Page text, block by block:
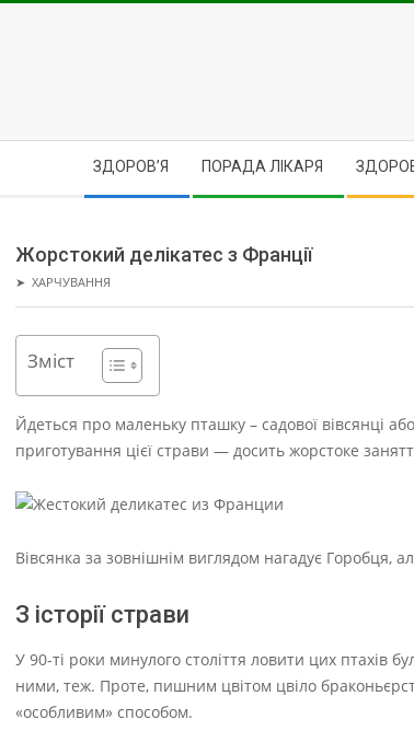
ЗДОРОВ’Я ПОРАДА ЛІКАРЯ
Жорстокий делікатес з Франції
➤ ХАРЧУВАННЯ
Зміст
Йдеться про маленьку пташку – садової вівсянці
приготування цієї страви — досить жорстоке
Вівсянка за зовнішнім виглядом нагадує Горобця,
З історії страви
У 90-ті роки минулого століття ловити цих птахів
ними, теж. Проте, пишним цвітом цвіло
«особливим» способом.